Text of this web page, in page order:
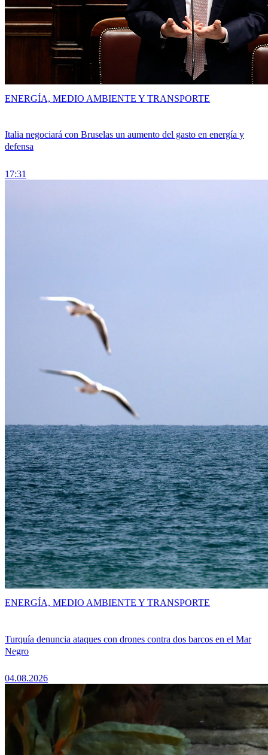
Italia negociará con Bruselas un aumento del gasto en energía y
defensa
17:31
ENERGÍA, MEDIO AMBIENTE Y TRANSPORTE
Turquía denuncia ataques con drones contra dos barcos en el Mar
Negro
04.08.2026
ENERGÍA, MEDIO AMBIENTE Y TRANSPORTE